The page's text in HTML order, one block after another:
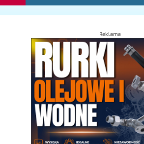
Reklama